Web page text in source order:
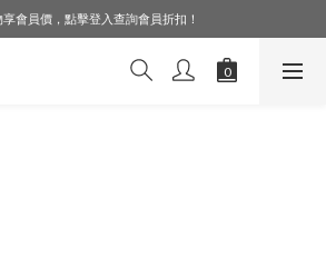
友募集中，加入就送購物金$50！
會員價，點擊登入查詢會員折扣！
友募集中，加入就送購物金$50！